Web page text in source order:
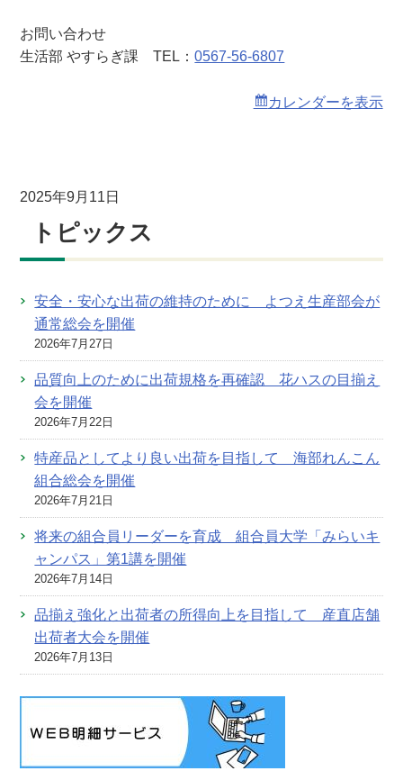
お問い合わせ
生活部 やすらぎ課 TEL：0567-56-6807
カレンダーを表示
2025年9月11日
トピックス
安全・安心な出荷の維持のために よつえ生産部会が
通常総会を開催
2026年7月27日
品質向上のために出荷規格を再確認 花ハスの目揃え
会を開催
2026年7月22日
特産品としてより良い出荷を目指して 海部れんこん
組合総会を開催
2026年7月21日
将来の組合員リーダーを育成 組合員大学「みらいキ
ャンパス」第1講を開催
2026年7月14日
品揃え強化と出荷者の所得向上を目指して 産直店舗
出荷者大会を開催
2026年7月13日